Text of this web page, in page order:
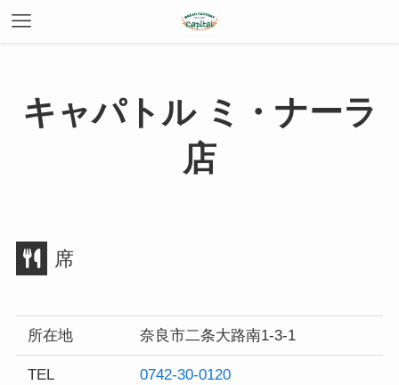
キャパトル ミ・ナーラ
店
席
所在地 奈良市二条大路南1-3-1
TEL 0742-30-0120